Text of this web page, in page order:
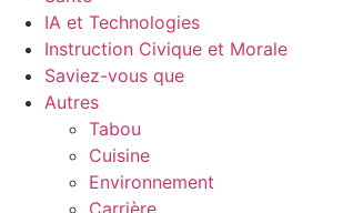
IA et Technologies
Instruction Civique et Morale
Saviez-vous que
Autres
Tabou
Cuisine
Environnement
Carrière